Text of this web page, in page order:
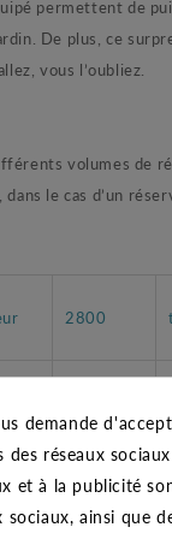
permettent de
De plus, ce
vous l’oubliez.
volumes de
le cas d’un
2800
(A)
6,6
demande
réseaux
et à la publicité
sociaux, ainsi que